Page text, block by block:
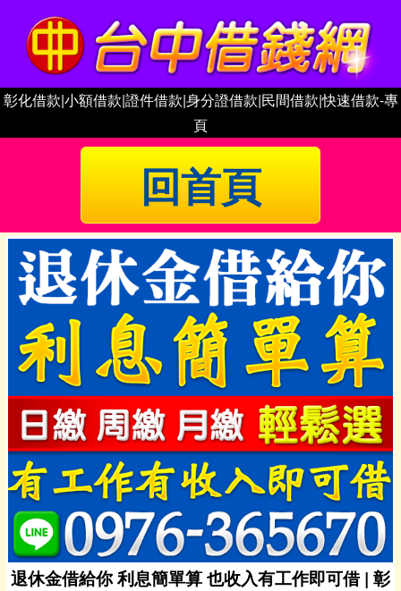
彰化借款|小額借款|證件借款|身分證借款|民間借款|快速借款-專
頁
回首頁
退休金借給你 利息簡單算 也收入有工作即可借 | 彰